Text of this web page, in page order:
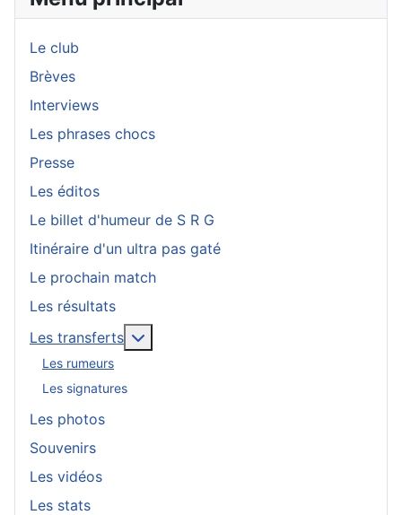
Le club
Brèves
Interviews
Les phrases chocs
Presse
Les éditos
Le billet d'humeur de S R G
Itinéraire d'un ultra pas gaté
Le prochain match
Les résultats
Les transferts
Les rumeurs
Les signatures
Les photos
Souvenirs
Les vidéos
Les stats